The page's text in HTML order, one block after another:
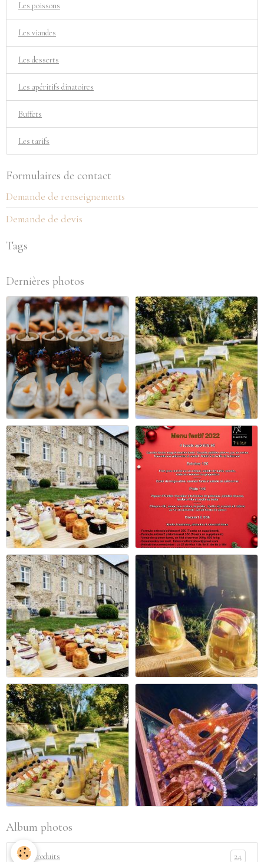
Les poissons
Les viandes
Les desserts
Les apéritifs dinatoires
Buffets
Les tarifs
Formulaires de contact
Demande de renseignements
Demande de devis
Tags
Dernières photos
Album photos
Nos produits 24